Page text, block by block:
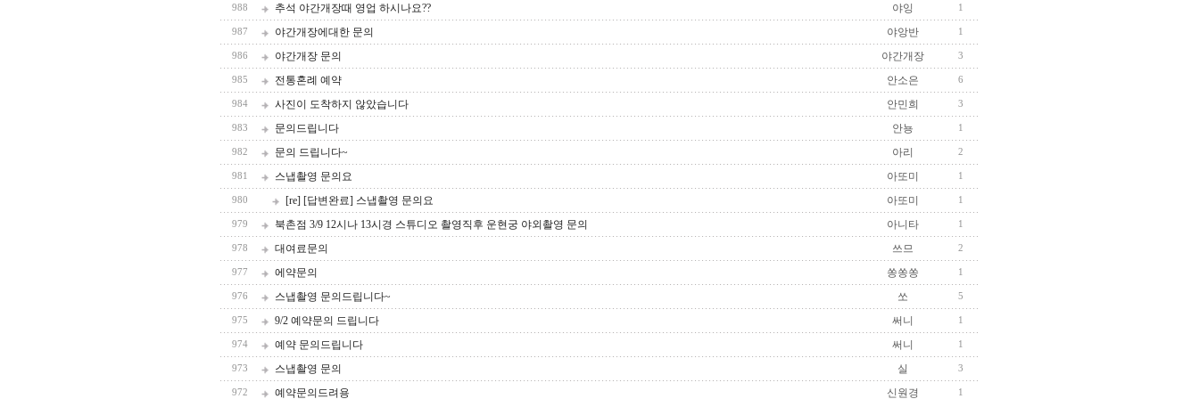
988 추석 야간개장때 영업 하시나요?? 야잉 1
987 야간개장에대한 문의 야앙반 1
986 야간개장 문의 야간개장 3
985 전통혼례 예약 안소은 6
984 사진이 도착하지 않았습니다 안민희 3
983 문의드립니다 안뇽 1
982 문의 드립니다~ 아리 2
981 스냅촬영 문의요 아또미 1
980 [re] [답변완료] 스냅촬영 문의요 아또미 1
979 북촌점 3/9 12시나 13시경 스튜디오 촬영직후 운현궁 야외촬영 문의 아니타 1
978 대여료문의 쓰므 2
977 에약문의 쏭쏭쏭 1
976 스냅촬영 문의드립니다~ 쏘 5
975 9/2 예약문의 드립니다 써니 1
974 예약 문의드립니다 써니 1
973 스냅촬영 문의 실 3
972 예약문의드려용 신원경 1